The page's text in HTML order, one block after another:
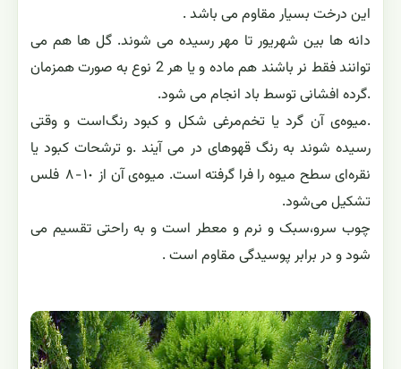
این درخت بسیار مقاوم می باشد .
دانه ها بین شهریور تا مهر رسیده می شوند. گل ها هم می
توانند فقط نر باشند هم ماده و یا هر 2 نوع به صورت همزمان
.گرده افشانی توسط باد انجام می شود.
.ميوه‌ی آن گرد يا تخم‌مرغى شكل و كبود رنگ‌است و وقتی
رسیده شوند به رنگ قهوهای در می آیند .و ترشحات كبود يا
نقره‌اى سطح ميوه را فرا گرفته است. ميوه‌ی آن از ١٠ - ٨ فلس‌
تشكيل مى‌شود.
چوب سرو،سبک و نرم و معطر است و به راحتی تقسیم می
شود و در برابر پوسیدگی مقاوم است .